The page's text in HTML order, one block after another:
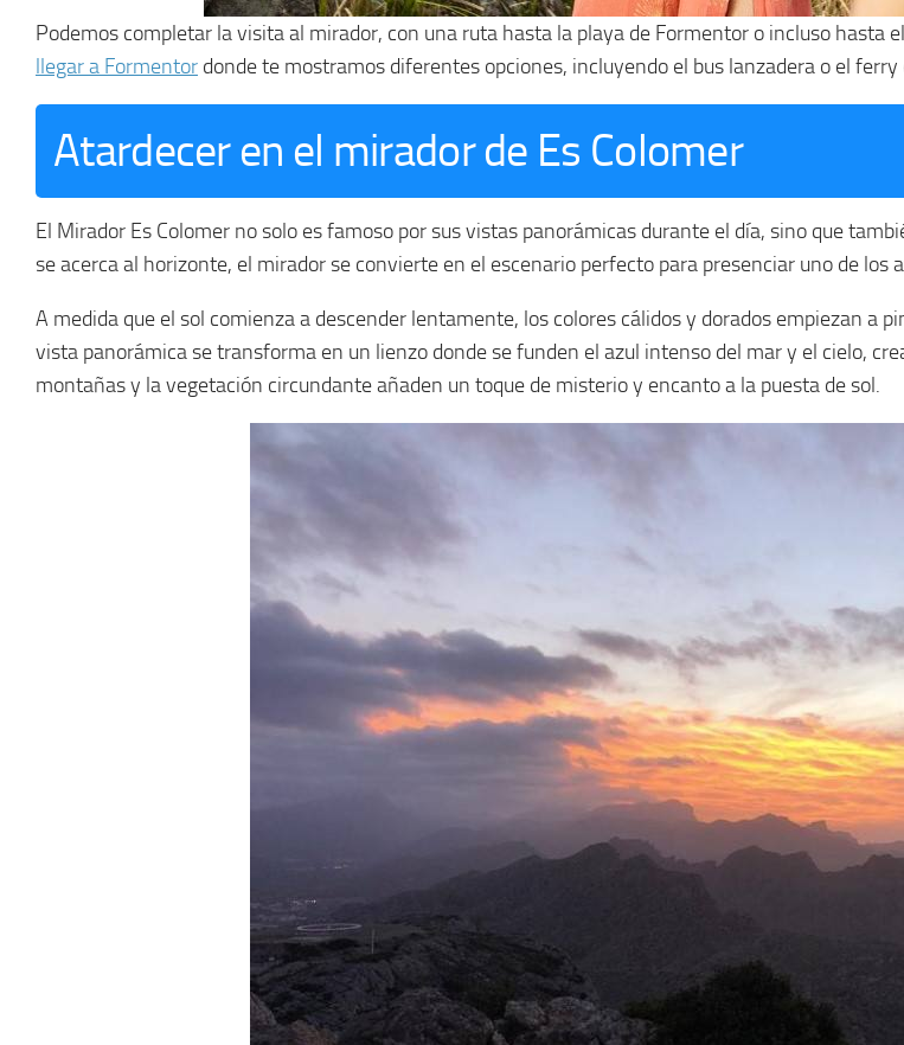
Podemos completar la visita al mirador, con una ruta hasta la playa de Formentor o incluso hasta el
llegar a Formentor donde te mostramos diferentes opciones, incluyendo el bus lanzadera o el
Atardecer en el mirador de Es Colomer
El Mirador Es Colomer no solo es famoso por sus vistas panorámicas durante el día, sino que
se acerca al horizonte, el mirador se convierte en el escenario perfecto para presenciar uno de los
A medida que el sol comienza a descender lentamente, los colores cálidos y dorados empiezan a
vista panorámica se transforma en un lienzo donde se funden el azul intenso del mar y el cielo,
montañas y la vegetación circundante añaden un toque de misterio y encanto a la puesta de sol.